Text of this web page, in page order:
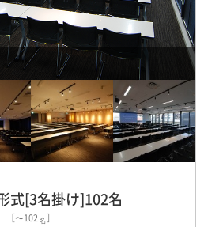
式[3名掛け]102名
［〜102 名］